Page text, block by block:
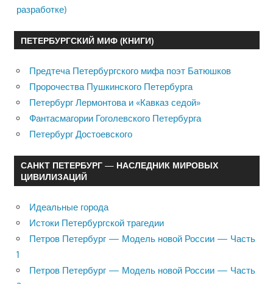
разработке)
ПЕТЕРБУРГСКИЙ МИФ (КНИГИ)
Предтеча Петербургского мифа поэт Батюшков
Пророчества Пушкинского Петербурга
Петербург Лермонтова и «Кавказ седой»
Фантасмагории Гоголевского Петербурга
Петербург Достоевского
САНКТ ПЕТЕРБУРГ — НАСЛЕДНИК МИРОВЫХ
ЦИВИЛИЗАЦИЙ
Идеальные города
Истоки Петербургской трагедии
Петров Петербург — Модель новой России — Часть
1
Петров Петербург — Модель новой России — Часть